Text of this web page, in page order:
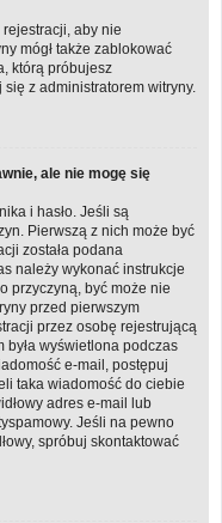
rejestracji, aby nie
mógł także zablokować
którą próbujesz
z administratorem witryny.
ale nie mogę się
i hasło. Jeśli są
Pierwszą z nich może być
została podana
należy wykonać instrukcje
przyczyną, być może nie
przed pierwszym
przez osobę rejestrującą
była wyświetlona podczas
e-mail, postępuj
taka wiadomość do ciebie
adres e-mail lub
Jeśli na pewno
spróbuj skontaktować